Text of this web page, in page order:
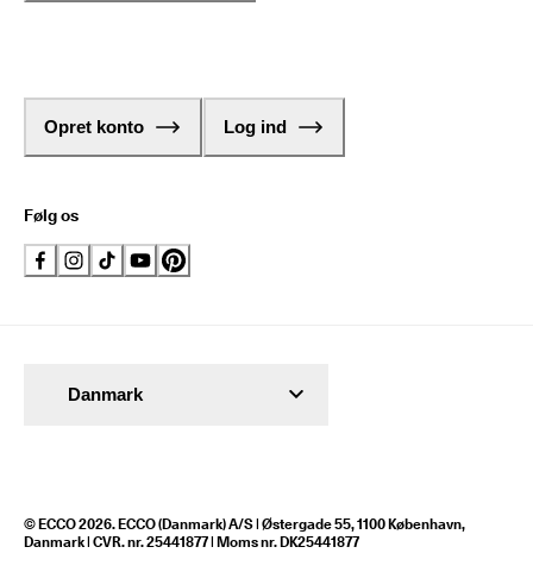
Opret konto Log ind
Følg os
© ECCO 2026. ECCO (Danmark) A/S | Østergade 55, 1100 København,
Danmark | CVR. nr. 25441877 | Moms nr. DK25441877
Danmark